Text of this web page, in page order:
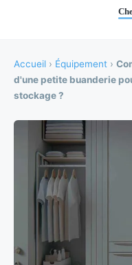
Accueil › Équipement ›
d'une petite buanderie
stockage ?